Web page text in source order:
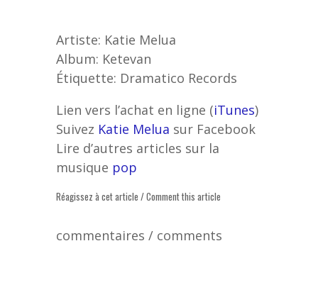
Artiste: Katie Melua
Album: Ketevan
Étiquette: Dramatico Records
Lien vers l’achat en ligne (iTunes)
Suivez Katie Melua sur Facebook
Lire d’autres articles sur la
musique pop
Réagissez à cet article / Comment this article
commentaires / comments